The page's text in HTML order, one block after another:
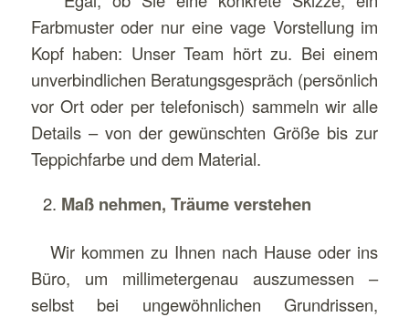
Farbmuster oder nur eine vage Vorstellung im
Kopf haben: Unser Team hört zu. Bei einem
unverbindlichen Beratungsgespräch (persönlich
vor Ort oder per telefonisch) sammeln wir alle
Details – von der gewünschten Größe bis zur
Teppichfarbe und dem Material.
Maß nehmen, Träume verstehen
Wir kommen zu Ihnen nach Hause oder ins
Büro, um millimetergenau auszumessen –
selbst bei ungewöhnlichen Grundrissen,